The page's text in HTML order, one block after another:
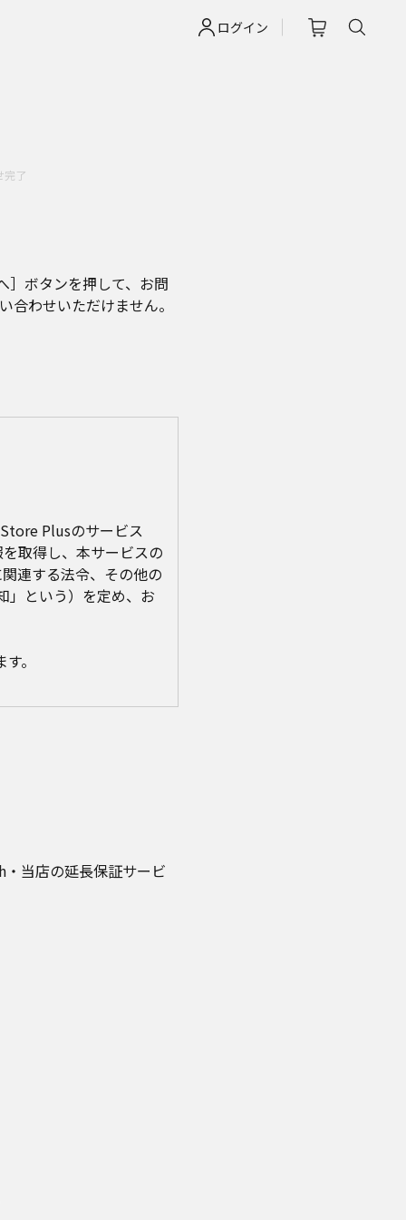
ログイン
完了
］ボタンを押して、お問
わせいただけません。
Plusのサービス
取得し、本サービスの
連する法令、その他の
」という）を定め、お
。
ス等のお客様に関す
に関する情報
様に関する情報（当
ョンアップサービ
当店の延長保証サービ